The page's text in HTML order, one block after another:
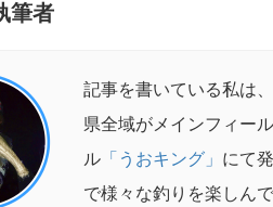
筆者
記事を書いている私は
県全域がメインフィー
ル「うおキング」 にて
で様々な釣りを楽しんで